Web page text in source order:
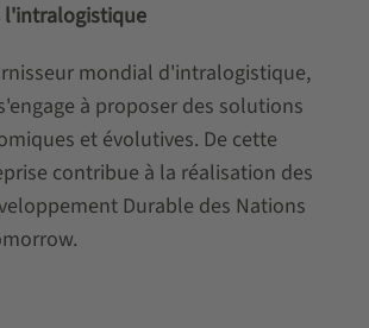
l'intralogistique
mondial d'intralogistique,
s'engage à proposer des solutions
et évolutives. De cette
contribue à la réalisation des
Durable des Nations